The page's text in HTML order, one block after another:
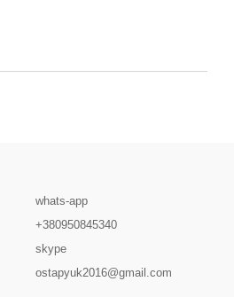
whats-app
+380950845340
skype
ostapyuk2016@gmail.com